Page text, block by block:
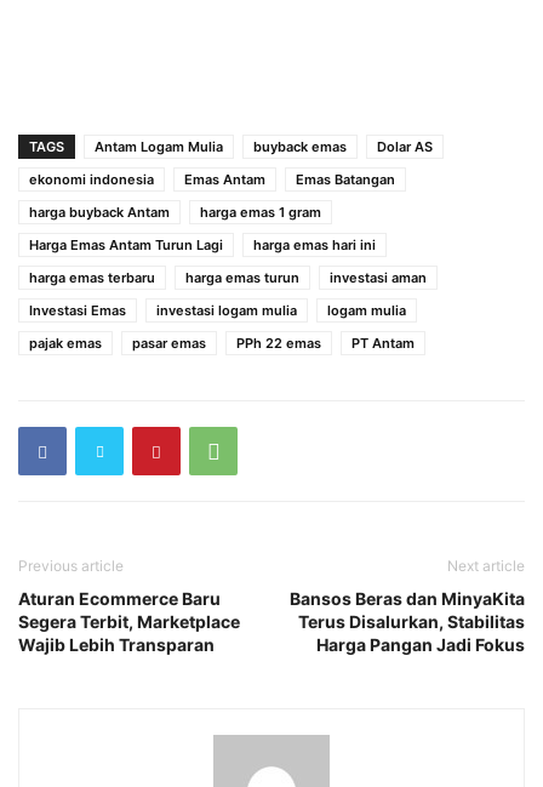
TAGS Antam Logam Mulia buyback emas
Dolar AS
ekonomi indonesia
Emas Antam
Emas Batangan
harga buyback Antam
harga emas 1 gram
Harga Emas Antam Turun Lagi
harga emas hari ini
harga emas terbaru
harga emas turun
investasi aman
Investasi Emas
investasi logam mulia
logam mulia
pajak emas
pasar emas PPh 22 emas PT Antam
Previous article
Aturan Ecommerce Baru
Segera Terbit, Marketplace
Wajib Lebih Transparan
Next article
Bansos Beras dan MinyaKita
Terus Disalurkan, Stabilitas
Harga Pangan Jadi Fokus